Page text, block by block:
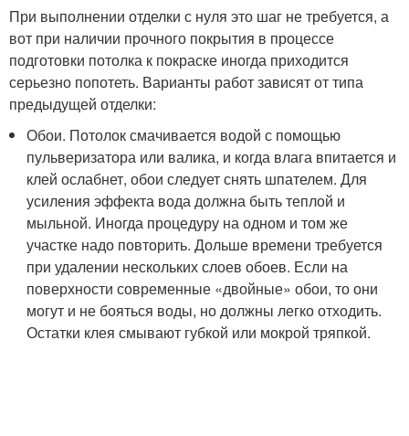
При выполнении отделки с нуля это шаг не требуется, а
вот при наличии прочного покрытия в процессе
подготовки потолка к покраске иногда приходится
серьезно попотеть. Варианты работ зависят от типа
предыдущей отделки:
Обои. Потолок смачивается водой с помощью
пульверизатора или валика, и когда влага впитается и
клей ослабнет, обои следует снять шпателем. Для
усиления эффекта вода должна быть теплой и
мыльной. Иногда процедуру на одном и том же
участке надо повторить. Дольше времени требуется
при удалении нескольких слоев обоев. Если на
поверхности современные «двойные» обои, то они
могут и не бояться воды, но должны легко отходить.
Остатки клея смывают губкой или мокрой тряпкой.